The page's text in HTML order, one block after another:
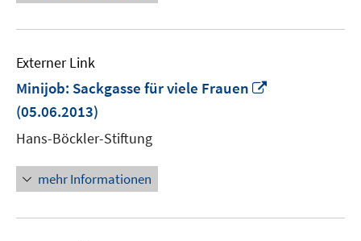
Externer Link
Minijob: Sackgasse für viele Frauen
(05.06.2013)
Hans-Böckler-Stiftung
mehr Informationen